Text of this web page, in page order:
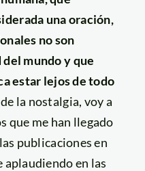
una oración,
no son
mundo y que
estar lejos de todo
la nostalgia, voy a
que me han llegado
publicaciones en
aplaudiendo en las